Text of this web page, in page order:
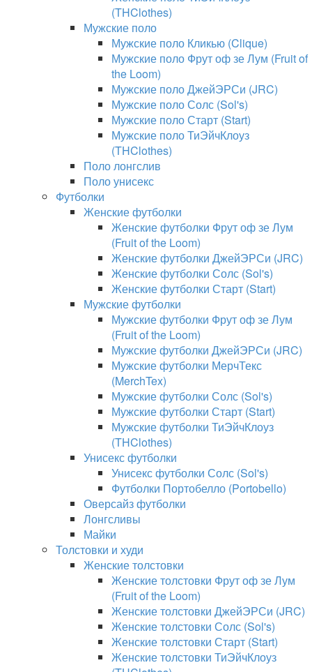
(THClothes)
Мужские поло
Мужские поло Кликью (Clique)
Мужские поло Фрут оф зе Лум (Fruit of
the Loom)
Мужские поло ДжейЭРСи (JRC)
Мужские поло Солс (Sol's)
Мужские поло Старт (Start)
Мужские поло ТиЭйчКлоуз
(THClothes)
Поло лонгслив
Поло унисекс
Футболки
Женские футболки
Женские футболки Фрут оф зе Лум
(Fruit of the Loom)
Женские футболки ДжейЭРСи (JRC)
Женские футболки Солс (Sol's)
Женские футболки Старт (Start)
Мужские футболки
Мужские футболки Фрут оф зе Лум
(Fruit of the Loom)
Мужские футболки ДжейЭРСи (JRC)
Мужские футболки МерчТекс
(MerchTex)
Мужские футболки Солс (Sol's)
Мужские футболки Старт (Start)
Мужские футболки ТиЭйчКлоуз
(THClothes)
Унисекс футболки
Унисекс футболки Солс (Sol's)
Футболки Портобелло (Portobello)
Оверсайз футболки
Лонгсливы
Майки
Толстовки и худи
Женские толстовки
Женские толстовки Фрут оф зе Лум
(Fruit of the Loom)
Женские толстовки ДжейЭРСи (JRC)
Женские толстовки Солс (Sol's)
Женские толстовки Старт (Start)
Женские толстовки ТиЭйчКлоуз